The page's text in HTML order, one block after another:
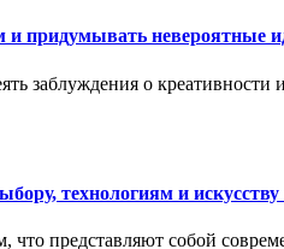
и придумывать невероятные
заблуждения о
технологиям и
что представляют собой